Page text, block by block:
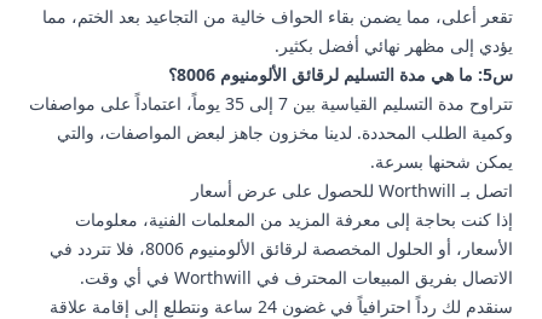
تقعر أعلى، مما يضمن بقاء الحواف خالية من التجاعيد بعد الختم، مما
يؤدي إلى مظهر نهائي أفضل بكثير.
س5: ما هي مدة التسليم لرقائق الألومنيوم 8006؟
تتراوح مدة التسليم القياسية بين 7 إلى 35 يوماً، اعتماداً على مواصفات
وكمية الطلب المحددة. لدينا مخزون جاهز لبعض المواصفات، والتي
يمكن شحنها بسرعة.
اتصل بـ Worthwill للحصول على عرض أسعار
إذا كنت بحاجة إلى معرفة المزيد من المعلمات الفنية، معلومات
الأسعار، أو الحلول المخصصة لرقائق الألومنيوم 8006، فلا تتردد في
الاتصال بفريق المبيعات المحترف في Worthwill في أي وقت.
سنقدم لك رداً احترافياً في غضون 24 ساعة ونتطلع إلى إقامة علاقة